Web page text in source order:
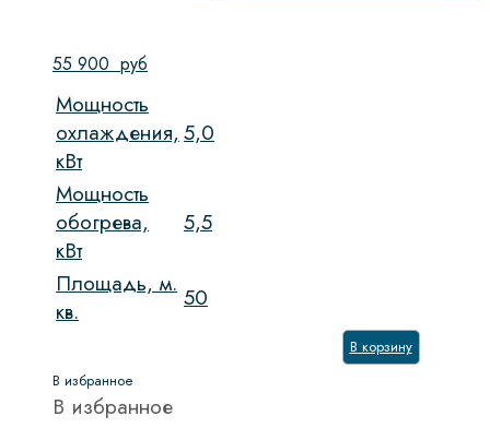
55 900 руб
Мощность
охлаждения,
кВт
5,0
Мощность
обогрева,
кВт
5,5
Площадь, м.
кв.
50
В корзину
В избранное
В избранное